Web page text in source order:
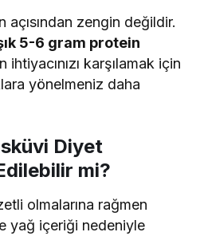
zengin değildir.
5-6 gram protein
karşılamak için
yönelmeniz daha
Diyet
mi?
olmalarına rağmen
yağ içeriği nedeniyle